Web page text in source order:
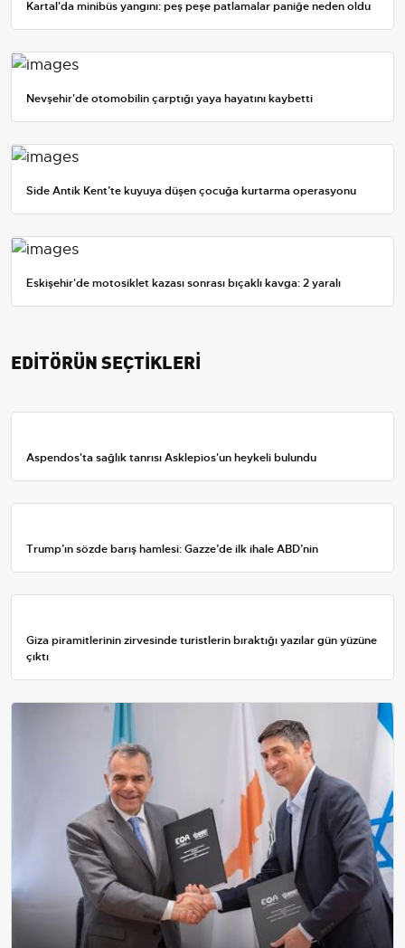
Kartal'da minibüs yangını: peş peşe patlamalar paniğe neden oldu
Nevşehir'de otomobilin çarptığı yaya hayatını kaybetti
Side Antik Kent’te kuyuya düşen çocuğa kurtarma operasyonu
Eskişehir'de motosiklet kazası sonrası bıçaklı kavga: 2 yaralı
EDİTÖRÜN SEÇTİKLERİ
Aspendos'ta sağlık tanrısı Asklepios'un heykeli bulundu
Trump’ın sözde barış hamlesi: Gazze’de ilk ihale ABD’nin
Giza piramitlerinin zirvesinde turistlerin bıraktığı yazılar gün yüzüne
çıktı